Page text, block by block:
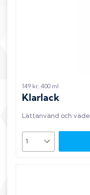
149 kr, 400 ml
Klarlack
Lättanvänd och